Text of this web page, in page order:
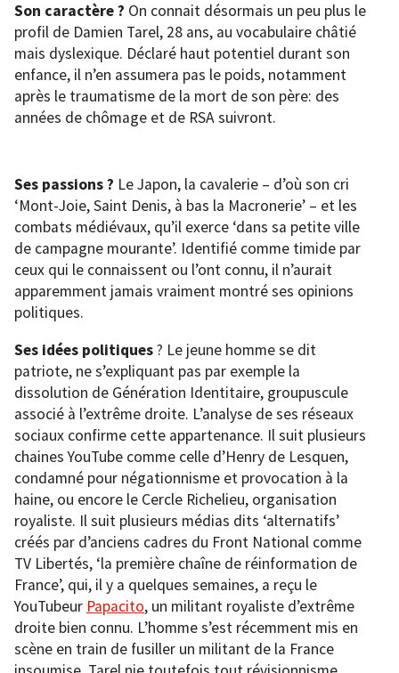
Son caractère ? On connait désormais un peu plus le
profil de Damien Tarel, 28 ans, au vocabulaire châtié
mais dyslexique. Déclaré haut potentiel durant son
enfance, il n’en assumera pas le poids, notamment
après le traumatisme de la mort de son père: des
années de chômage et de RSA suivront.
Ses passions ? Le Japon, la cavalerie – d’où son cri
‘Mont-Joie, Saint Denis, à bas la Macronerie’ – et les
combats médiévaux, qu’il exerce ‘dans sa petite ville
de campagne mourante’. Identifié comme timide par
ceux qui le connaissent ou l’ont connu, il n’aurait
apparemment jamais vraiment montré ses opinions
politiques.
Ses idées politiques? Le jeune homme se dit
patriote, ne s’expliquant pas par exemple la
dissolution de Génération Identitaire, groupuscule
associé à l’extrême droite. L’analyse de ses réseaux
sociaux confirme cette appartenance. Il suit plusieurs
chaines YouTube comme celle d’Henry de Lesquen,
condamné pour négationnisme et provocation à la
haine, ou encore le Cercle Richelieu, organisation
royaliste. Il suit plusieurs médias dits ‘alternatifs’
créés par d’anciens cadres du Front National comme
TV Libertés, ‘la première chaîne de réinformation de
France’, qui, il y a quelques semaines, a reçu le
YouTubeur Papacito, un militant royaliste d’extrême
droite bien connu. L’homme s’est récemment mis en
scène en train de fusiller un militant de la France